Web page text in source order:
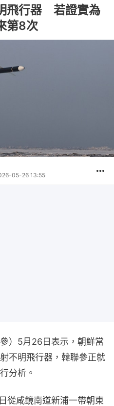
飛行器 若證實為
第8次
05-26 13:55
）5月26日表示，朝鮮當
不明飛行器，韓聯參正就
分析。
從咸鏡南道新浦一帶朝東